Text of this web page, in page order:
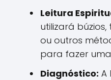
Leitura
utilizará
ou outros
para fazer
Diagnóstico: A